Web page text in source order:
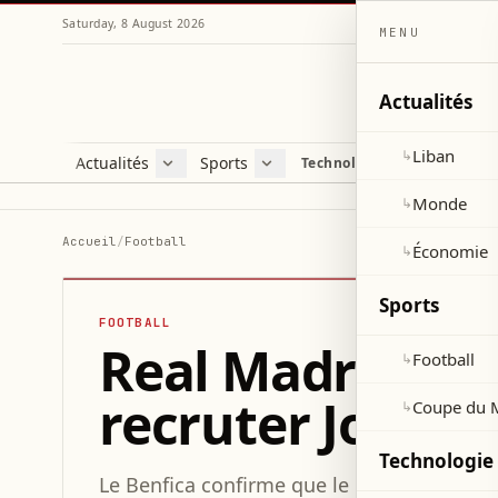
Saturday, 8 August 2026
Actualités
Liban
Sports
Football
Technologie et sciences
Accueil/Football
FOOTBALL
Real Madrid
recruter José
Le Benfica confirme que le Real Madrid
MENU
Actualités
↳Liban
↳Monde
↳Économie
Sports
↳Football
↳Coupe du
Technologie